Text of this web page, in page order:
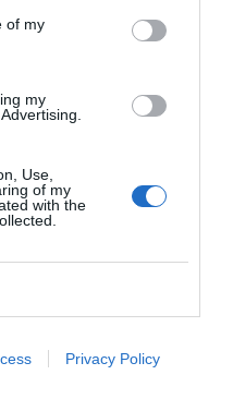
of my
my
Use,
of my
with the
Privacy Policy
antibióticos en centros de
que la propia Organización
un problema de salud
Alonso, durante la firma
ha rubricado el director gerente
Aranda, con el presidente
Oficiales de
el Consejo Andaluz del Colegio
andaluzas inician una
sobre